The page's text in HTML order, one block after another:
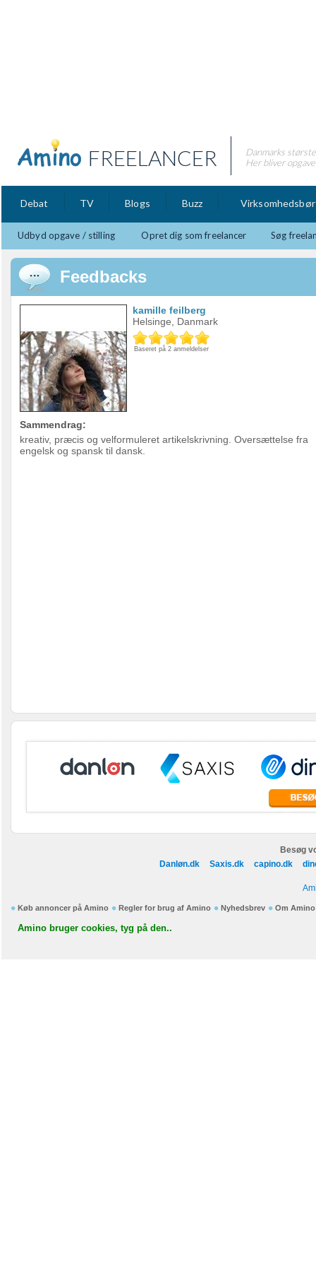
FREELANCER
Danmarks
Her bliver
Debat TV Blogs Buzz
Udbyd opgave / stilling Opret dig som freelancer Søg
Feedbacks
kamille feilberg
Helsinge, Danmark
Baseret på 2 anmeldelser
Sammendrag:
kreativ, præcis og velformuleret artikelskrivning. Oversættelse fra
engelsk og spansk til dansk.
Besøg
Danløn.dk
Saxis.dk capino.dk
Køb annoncer på Amino Regler for brug af Amino Nyhedsbrev Om Amino
Amino bruger cookies, tyg på den..